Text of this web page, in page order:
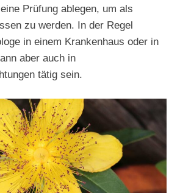
Prüfung ablegen, um als
zu werden. In der Regel
in einem Krankenhaus oder in
aber auch in
tätig sein.